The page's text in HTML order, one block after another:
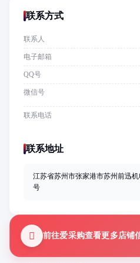
联系方式
联系人
电子邮箱
QQ号
微信号
联系电话
联系地址
江苏省苏州市张家港市苏州前迅
号
前往爱采购查看更多店铺